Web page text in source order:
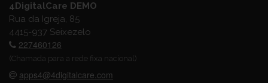
4DigitalCare DEMO
Rua da Igreja, 85
4415-937 Seixezelo
227460126
(Chamada para a rede fixa nacional)
apps4@4digitalcare.com